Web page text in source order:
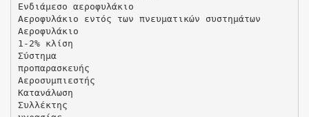
Ενδιάµεσο αεροφυλάκιο
Αεροφυλάκιο εντός των πνευµατικών συστηµάτων
Αεροφυλάκιο
1-2% κλίση
Σύστηµα
προπαρασκευής
Αεροσυµπιεστής
Κατανάλωση
Συλλέκτης